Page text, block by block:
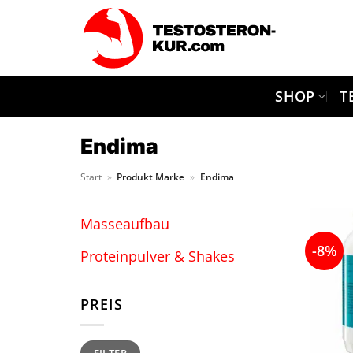
SHOP
Endima
Start » Produkt Marke » Endima
Masseaufbau
Proteinpulver & Shakes
PREIS
Min.
Max.
-8%